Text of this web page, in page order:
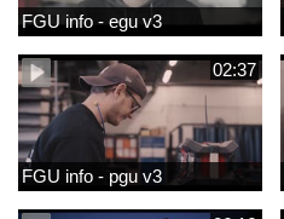
FGU info - egu v3
02:37
FGU info - pgu v3